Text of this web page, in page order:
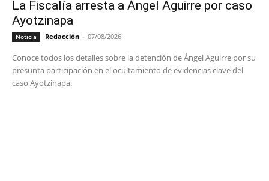
La Fiscalía arresta a Ángel Aguirre por caso
Ayotzinapa
Noticia Redacción - 07/08/2026
Conoce todos los detalles sobre la detención de Ángel Aguirre por su
presunta participación en el ocultamiento de evidencias clave del
caso Ayotzinapa.